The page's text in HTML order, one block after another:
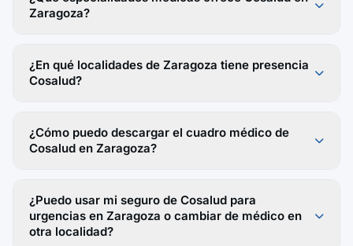
Zaragoza?
¿En qué localidades de Zaragoza tiene presencia
Cosalud?
¿Cómo puedo descargar el cuadro médico de
Cosalud en Zaragoza?
¿Puedo usar mi seguro de Cosalud para
urgencias en Zaragoza o cambiar de médico en
otra localidad?